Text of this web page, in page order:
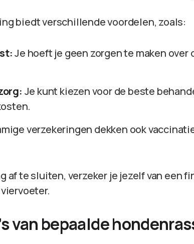
biedt verschillende voordelen, zoals:
Je hoeft je geen zorgen te maken over
Je kunt kiezen voor de beste
verzekeringen dekken ook
af te sluiten, verzeker je jezelf van een
van bepaalde